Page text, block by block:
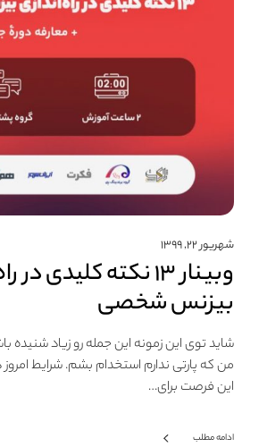
شهریور ۲۲, ۱۳۹۹
وبینار ۱۳ نکته کلیدی
بیزنس شخصی
شاید توی این زمونه این جمله رو زیاد شنیده
من که پارتی ندارم استخدام بشم. شرایط
این فرصت برای…
ادامه مطلب